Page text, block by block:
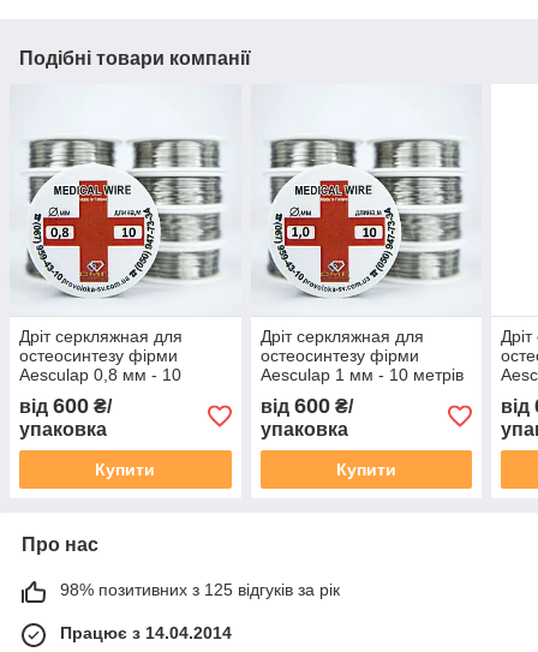
Подібні товари компанії
Дріт серкляжная для
остеосинтезу фірми
Aesculap 0,8 мм - 10
від 600 ₴/
упаковка
Купити
Дріт серкляжная для
остеосинтезу фірми
Aesculap 1 мм - 10 метрів
від 600₴/
упаковка
Купити
від
Про нас
98% позитивних з 125 відгуків за рік
Працює з 14.04.2014